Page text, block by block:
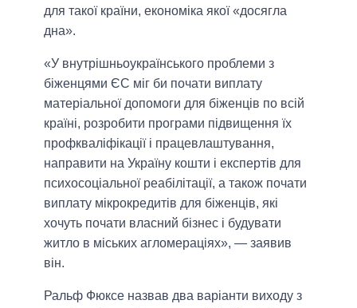
для такої країни, економіка якої «досягла
дна».
«У внутрішньоукраїнського проблеми з
біженцями ЄС міг би почати виплату
матеріальної допомоги для біженців по всій
країні, розробити програми підвищення їх
профкваліфікації і працевлаштування,
направити на Україну кошти і експертів для
психосоціальної реабілітації, а також почати
виплату мікрокредитів для біженців, які
хочуть почати власний бізнес і будувати
житло в міських агломераціях», — заявив
він.
Ральф Фюксе назвав два варіанти виходу з